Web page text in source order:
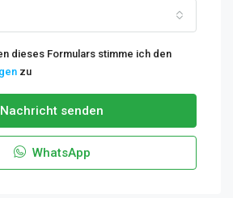
dieses Formulars stimme ich den
zu
Nachricht senden
WhatsApp